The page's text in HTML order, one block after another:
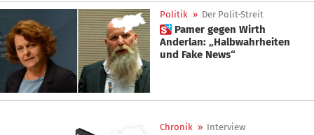
Politik » Der Polit-Streit
 Pamer gegen Wirth
Anderlan: „Halbwahrheiten
und Fake News“
Chronik » Interview